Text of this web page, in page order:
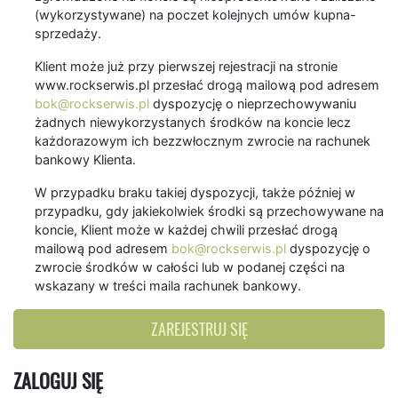
(wykorzystywane) na poczet kolejnych umów kupna-
sprzedaży.
Klient może już przy pierwszej rejestracji na stronie
www.rockserwis.pl przesłać drogą mailową pod adresem
bok@rockserwis.pl dyspozycję o nieprzechowywaniu
żadnych niewykorzystanych środków na koncie lecz
każdorazowym ich bezzwłocznym zwrocie na rachunek
bankowy Klienta.
W przypadku braku takiej dyspozycji, także później w
przypadku, gdy jakiekolwiek środki są przechowywane na
koncie, Klient może w każdej chwili przesłać drogą
mailową pod adresem bok@rockserwis.pl dyspozycję o
zwrocie środków w całości lub w podanej części na
wskazany w treści maila rachunek bankowy.
ZAREJESTRUJ SIĘ
ZALOGUJ SIĘ